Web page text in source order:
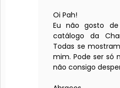
Oi Pah!
Eu não gosto
catálogo da
Todas se
mim. Pode ser só
não consigo